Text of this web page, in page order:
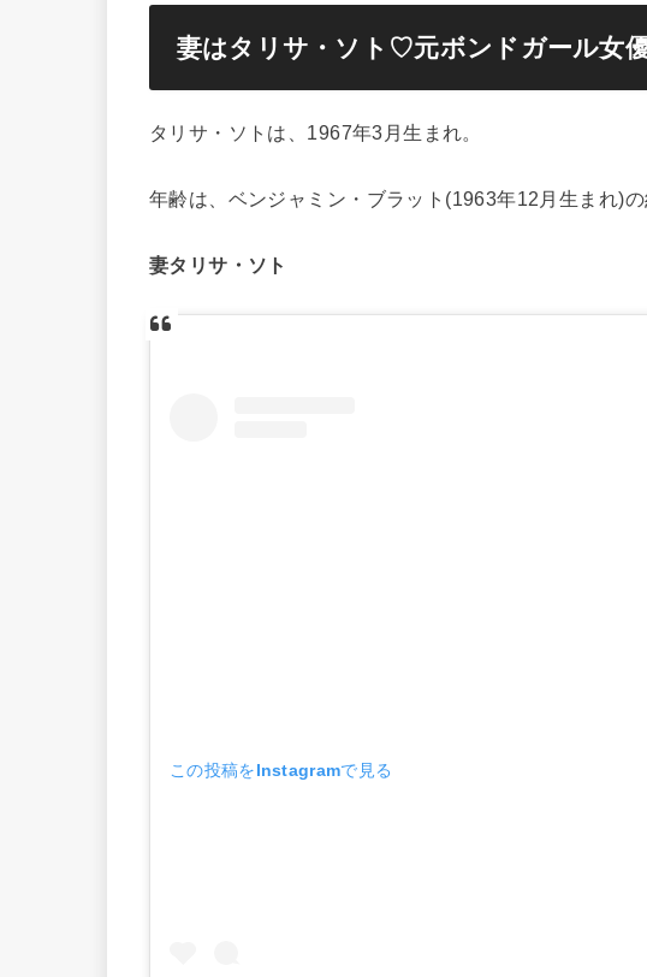
妻はタリサ・ソト♡元ボンドガール女
タリサ・ソトは、1967年3月生まれ。
年齢は、ベンジャミン・ブラット(1963年12月生まれ)の
妻タリサ・ソト
この投稿をInstagramで見る